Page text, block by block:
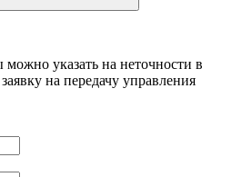
указать на неточности в
на передачу управления